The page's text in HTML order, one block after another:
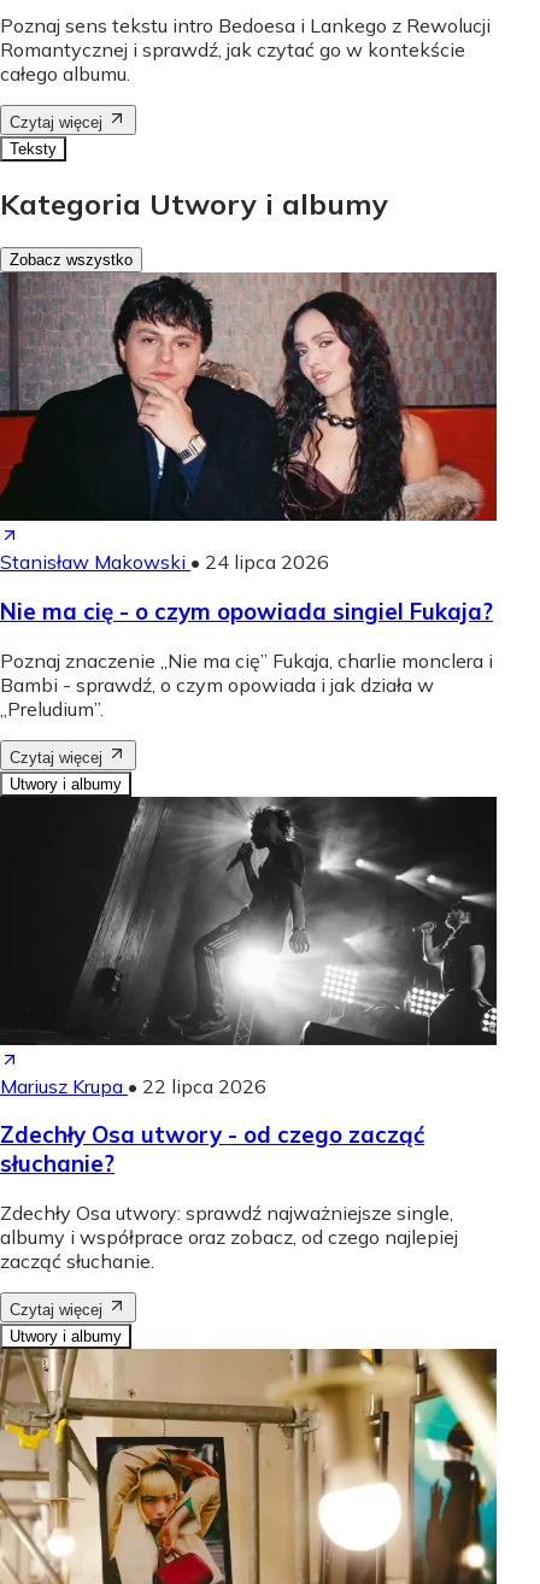
Poznaj sens tekstu intro Bedoesa i Lankego z Rewolucji
Romantycznej i sprawdź, jak czytać go w kontekście
całego albumu.
Czytaj więcej
Teksty
Kategoria Utwory i albumy
Zobacz wszystko
Stanisław Makowski • 24 lipca 2026
Nie ma cię - o czym opowiada singiel Fukaja?
Poznaj znaczenie „Nie ma cię” Fukaja, charlie monclera i
Bambi - sprawdź, o czym opowiada i jak działa w
„Preludium”.
Czytaj więcej
Utwory i albumy
Mariusz Krupa • 22 lipca 2026
Zdechły Osa utwory - od czego zacząć
słuchanie?
Zdechły Osa utwory: sprawdź najważniejsze single,
albumy i współprace oraz zobacz, od czego najlepiej
zacząć słuchanie.
Czytaj więcej
Utwory i albumy